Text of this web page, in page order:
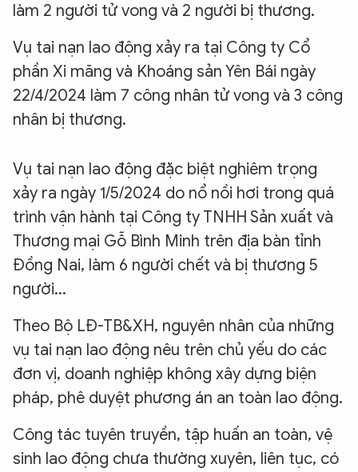
làm 2 người tử vong và 2 người bị thương.
Vụ tai nạn lao động xảy ra tại Công ty Cổ
phần Xi măng và Khoáng sản Yên Bái ngày
22/4/2024 làm 7 công nhân tử vong và 3 công
nhân bị thương.
Vụ tai nạn lao động đặc biệt nghiêm trọng
xảy ra ngày 1/5/2024 do nổ nồi hơi trong quá
trình vận hành tại Công ty TNHH Sản xuất và
Thương mại Gỗ Bình Minh trên địa bàn tỉnh
Đồng Nai, làm 6 người chết và bị thương 5
người...
Theo Bộ LĐ-TB&XH, nguyên nhân của những
vụ tai nạn lao động nêu trên chủ yếu do các
đơn vị, doanh nghiệp không xây dựng biện
pháp, phê duyệt phương án an toàn lao động.
Công tác tuyên truyền, tập huấn an toàn, vệ
sinh lao động chưa thường xuyên, liên tục, có